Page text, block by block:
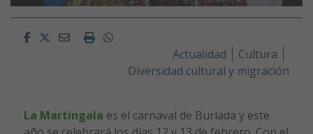
FacebookTwitterEmailImprimirWhatsapp
Actualidad
Cultura
Diversidad cultural y migración
La Martingala es el carnaval de Burlada y este